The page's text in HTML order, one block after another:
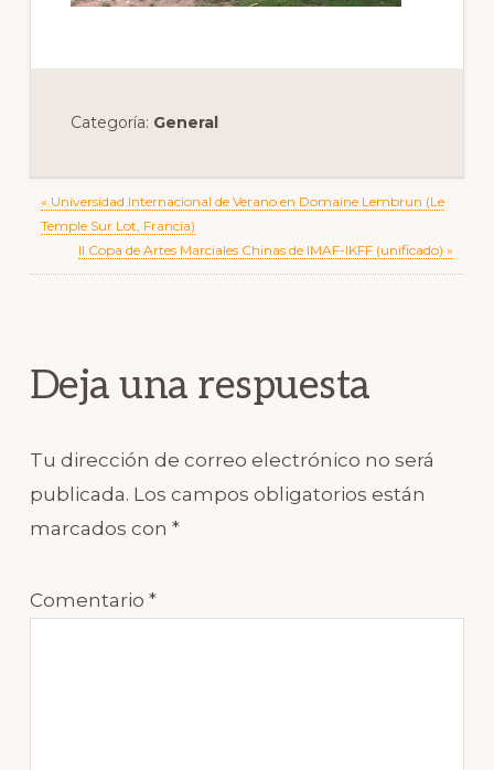
Categoría: General
Previous
Post:
« Universidad Internacional de Verano en Domaine Lembrun (Le
Temple Sur Lot, Francia)
Next
Post:
II Copa de Artes Marciales Chinas de IMAF-IKFF (unificado) »
Deja una respuesta
Tu dirección de correo electrónico no será
publicada. Los campos obligatorios están
marcados con *
Comentario *